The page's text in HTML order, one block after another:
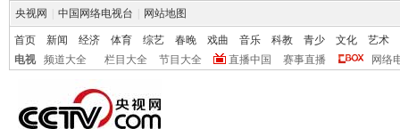
央视网 中国网络电视台 网站地图
首页 新闻 经济 体育 综艺 春晚 戏曲 音乐 科教 青少 文化
艺术
电视
频道大全 栏目大全 节目大全 直播中国 赛事直播 网络